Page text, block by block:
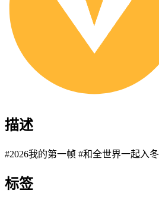
描述
#2026我的第一帧 #和全世界一起入冬
标签